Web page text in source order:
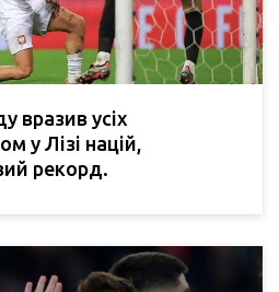
вразив усіх
у Лізі націй,
рекорд.